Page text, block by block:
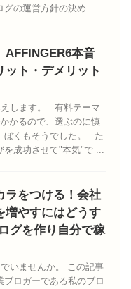
グの運営方針の決め ...
AFFINGER6本音
ット・デメリット
します。 有料テーマ
かるので、選ぶのに慎
ぼくもそうでした。 た
を成功させて"本気"で ...
ラをつける！会社
増やすにはどうす
グを作り自分で稼
いませんか。 この記事
ブロガーである私のブロ